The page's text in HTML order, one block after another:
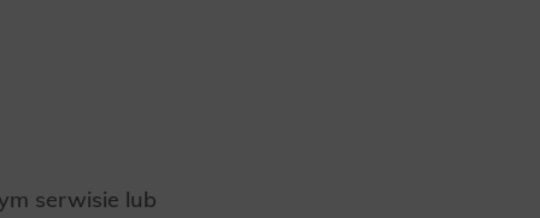
serwisie lub